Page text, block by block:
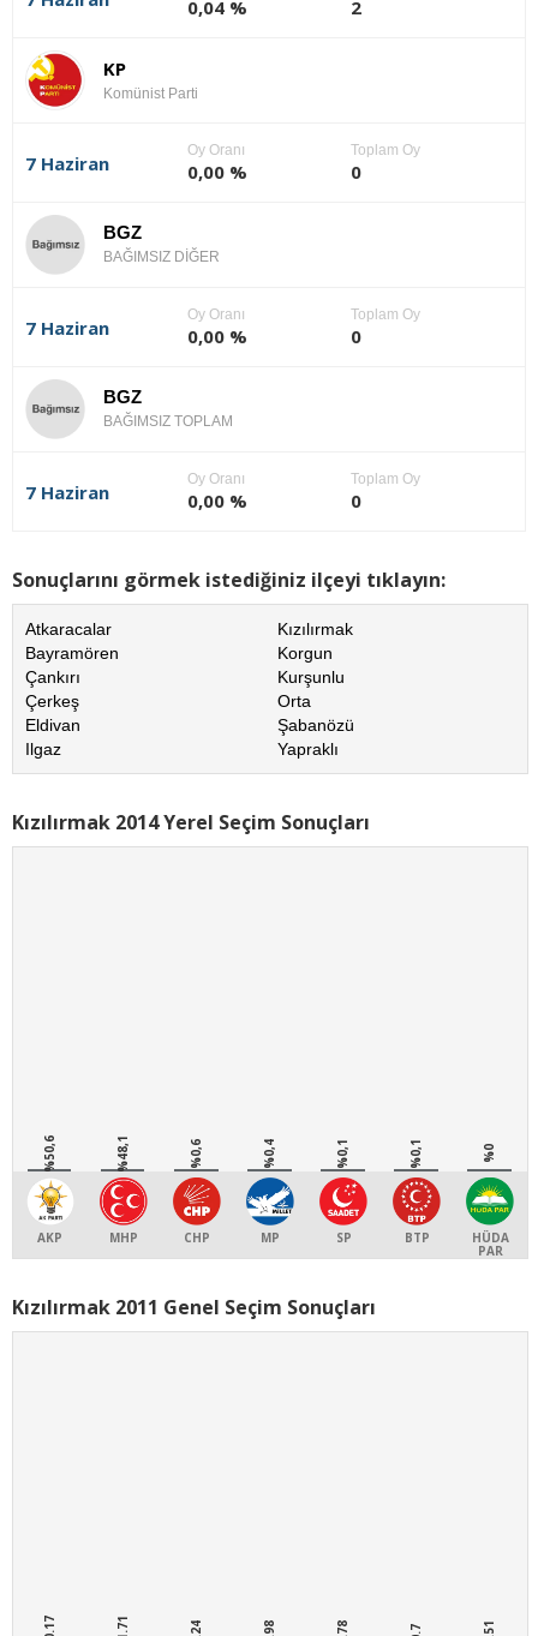
0,04 % 2
KP
Komünist Parti
7 Haziran
Oy Oranı
0,00 %
Toplam Oy
0
BGZ
BAĞIMSIZ DİĞER
7 Haziran
Oy Oranı
0,00 %
Toplam Oy
0
BGZ
BAĞIMSIZ TOPLAM
7 Haziran
Oy Oranı
0,00 %
Toplam Oy
0
Sonuçlarını görmek istediğiniz ilçeyi tıklayın:
Atkaracalar
Bayramören
Çankırı
Çerkeş
Eldivan
Ilgaz
Kızılırmak
Korgun
Kurşunlu
Orta
Şabanözü
Yapraklı
Kızılırmak 2014 Yerel Seçim Sonuçları
%50,6
AKP
%48,1
MHP
%0,6
CHP
%0,4
MP
%0,1
SP
%0,1
BTP
%0
HÜDA
PAR
Kızılırmak 2011 Genel Seçim Sonuçları